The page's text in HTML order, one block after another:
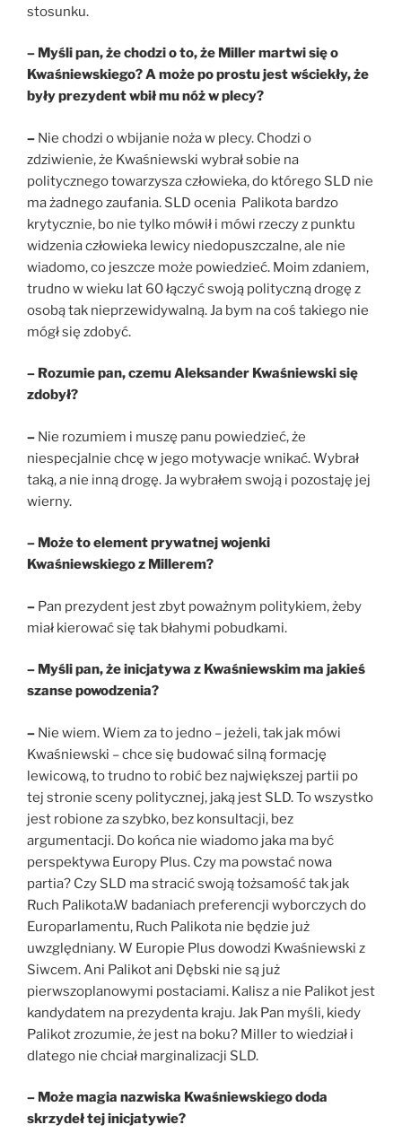
stosunku.
– Myśli pan, że chodzi o to, że Miller martwi się o
Kwaśniewskiego? A może po prostu jest wściekły, że
były prezydent wbił mu nóż w plecy?
– Nie chodzi o wbijanie noża w plecy. Chodzi o
zdziwienie, że Kwaśniewski wybrał sobie na
politycznego towarzysza człowieka, do którego SLD nie
ma żadnego zaufania. SLD ocenia Palikota bardzo
krytycznie, bo nie tylko mówił i mówi rzeczy z punktu
widzenia człowieka lewicy niedopuszczalne, ale nie
wiadomo, co jeszcze może powiedzieć. Moim zdaniem,
trudno w wieku lat 60 łączyć swoją polityczną drogę z
osobą tak nieprzewidywalną. Ja bym na coś takiego nie
mógł się zdobyć.
– Rozumie pan, czemu Aleksander Kwaśniewski się
zdobył?
– Nie rozumiem i muszę panu powiedzieć, że
niespecjalnie chcę w jego motywacje wnikać. Wybrał
taką, a nie inną drogę. Ja wybrałem swoją i pozostaję jej
wierny.
– Może to element prywatnej wojenki
Kwaśniewskiego z Millerem?
– Pan prezydent jest zbyt poważnym politykiem, żeby
miał kierować się tak błahymi pobudkami.
– Myśli pan, że inicjatywa z Kwaśniewskim ma jakieś
szanse powodzenia?
– Nie wiem. Wiem za to jedno – jeżeli, tak jak mówi
Kwaśniewski – chce się budować silną formację
lewicową, to trudno to robić bez największej partii po
tej stronie sceny politycznej, jaką jest SLD. To wszystko
jest robione za szybko, bez konsultacji, bez
argumentacji. Do końca nie wiadomo jaka ma być
perspektywa Europy Plus. Czy ma powstać nowa
partia? Czy SLD ma stracić swoją tożsamość tak jak
Ruch Palikota.W badaniach preferencji wyborczych do
Europarlamentu, Ruch Palikota nie będzie już
uwzględniany. W Europie Plus dowodzi Kwaśniewski z
Siwcem. Ani Palikot ani Dębski nie są już
pierwszoplanowymi postaciami. Kalisz a nie Palikot jest
kandydatem na prezydenta kraju. Jak Pan myśli, kiedy
Palikot zrozumie, że jest na boku? Miller to wiedział i
dlatego nie chciał marginalizacji SLD.
– Może magia nazwiska Kwaśniewskiego doda
skrzydeł tej inicjatywie?